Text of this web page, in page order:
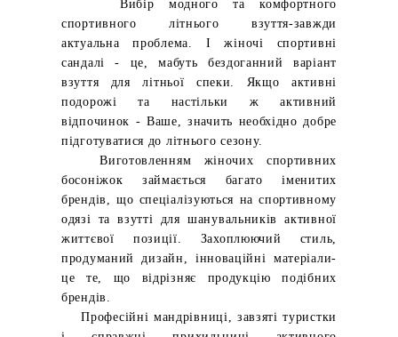
Вибір модного та комфортного
спортивного літнього взуття-завжди
актуальна проблема. І жіночі спортивні
сандалі - це, мабуть бездоганний варіант
взуття для літньої спеки. Якщо активні
подорожі та настільки ж активний
відпочинок - Ваше, значить необхідно добре
підготуватися до літнього сезону.
Виготовленням жіночих спортивних
босоніжок займається багато іменитих
брендів, що спеціалізуються на спортивному
одязі та взутті для шанувальників активної
життєвої позиції. Захоплюючий стиль,
продуманий дизайн, інноваційні матеріали-
це те, що відрізняє продукцію подібних
брендів.
Професійні мандрівниці, завзяті туристки